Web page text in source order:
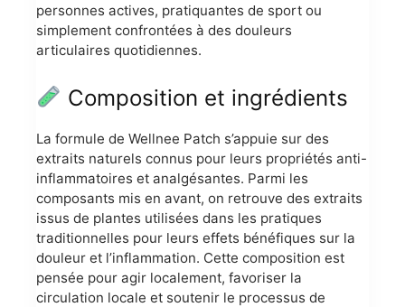
personnes actives, pratiquantes de sport ou
simplement confrontées à des douleurs
articulaires quotidiennes.
Composition et ingrédients
La formule de Wellnee Patch s’appuie sur des
extraits naturels connus pour leurs propriétés anti-
inflammatoires et analgésantes. Parmi les
composants mis en avant, on retrouve des extraits
issus de plantes utilisées dans les pratiques
traditionnelles pour leurs effets bénéfiques sur la
douleur et l’inflammation. Cette composition est
pensée pour agir localement, favoriser la
circulation locale et soutenir le processus de